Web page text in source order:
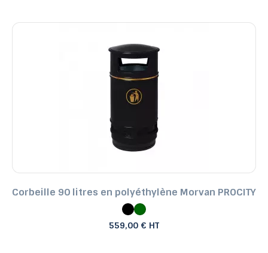
Corbeille 90 litres en polyéthylène Morvan PROCITY
559,00 € HT